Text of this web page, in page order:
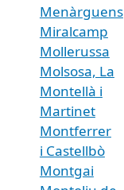
Menàrguens
Miralcamp
Mollerussa
Molsosa, La
Montellà i
Martinet
Montferrer
i Castellbò
Montgai